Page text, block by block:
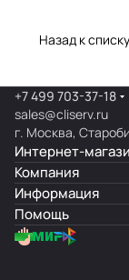
Назад к списку
+7 499 703-37-18
sales@cliserv.ru
г. Москва,
Интернет-
Компания
Информация
Помощь